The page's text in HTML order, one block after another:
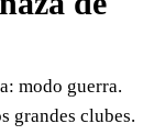
modo guerra.
grandes clubes.